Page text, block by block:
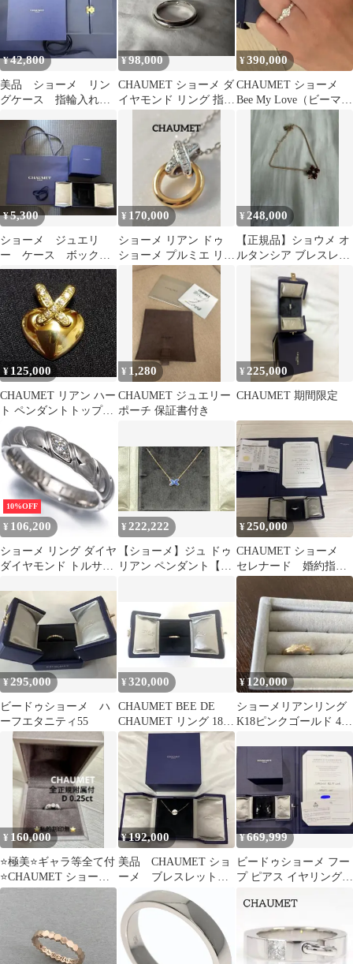
¥42,800
美品 ショーメ リン
グケース 指輪入れ
¥98,000
CHAUMET ショーメ ダ
イヤモンド リング 指輪
¥390,000
CHAUMET ショーメ
Bee My Love（ビーマイ
ラブ） ダイヤ リング
¥5,300
ショーメ ジュエリ
ー ケース ボック
ス 箱 ピアス
¥ 170,000
ショーメ リアン ドゥ
ショーメ プルミエ リア
ン ダイヤ ネックレス
¥ 248,000
【正規品】ショウメ オ
ルタンシア ブレスレッ
ト カーネリアン ダイヤ
¥ 125,000
CHAUMET リアン ハー
ト ペンダントトップ
750
¥ 1,280
CHAUMET ジュエリー
ポーチ 保証書付き
¥ 225,000
CHAUMET 期間限定
10%OFF
¥ 106,200
ショーメ リング ダイヤ
ダイヤモンド トルサー
書 #192462
¥ 222,222
【ショーメ】ジュ ドゥ
リアン ペンダント【ブ
¥250,000
CHAUMET ショーメ
セレナード 婚約指
輪 新品未使用
¥295,000
ビードゥショーメ ハ
ーフエタニティ55
¥320,000
CHAUMET BEE DE
CHAUMET リング 18K
YG
¥120,000
ショーメリアンリング
K18ピンクゴールド 47
¥ 160,000
⭐️極美⭐️ギャラ等全て付
⭐️CHAUMET ショーメ
プリュム ダイヤモンド
¥192,000
美品 CHAUMET ショ
ーメ ブレスレット
ジュドゥリアン ハーモ
ニー
¥669,999
ビードゥショーメ フー
プ ピアス イヤリング
ショーメ